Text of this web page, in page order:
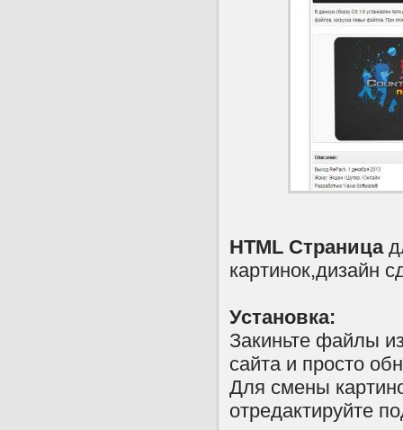
HTML Страница
картинок,дизайн
Установка:
Закиньте файлы
сайта и просто
Для смены
отредактируйте